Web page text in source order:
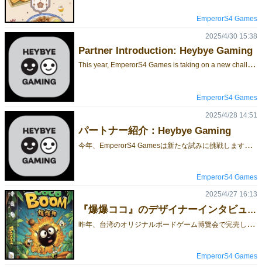
EmperorS4 Games
Partner Introduction: Heybye Gaming
T
his year, EmperorS4 Games is taking on a new challenge.In addition to co-exhibiting with other Taiwanese publishers, we are also supporting new titles from independent Taiwanese designers and studios who may find it difficult to visit Japan directly. We’re helping provide opportunities for pre-ordering their games in Japan.We hope not only to showcase the appeal of the games themselves, but also to introduce the creative studios and designers behind them. Today, we’re excited to feature Heybye Gaming, the creator of the two-player abstract strategy game PWNED! Heybye GamingHeybye Gaming is the board game design label backed by Heybye+ Design Studio, based in Taipei. Its flagship title, the two-player abstract strategy game “PWNED!”, launched in May, 2025. Heybye+ Design StudioIs a branding-led design studio based in Taipei.Heybye+ Design Studio helps brands build a clear and complete world around their ideas, making it easier for them to stand out and connect with people when entering the market. We focus on creating useful and ready-to-go designs that are both practical and full of personality.Our style is bold, cute, and a little quirky—great for anyone who wants their brand to feel fun, different, and full of character.We work in both Traditional Chinese and English, and offer services like brand design, marketing visuals, and Traditional Chinese copywriting. "PWNED" is now pre-ordering for Game Market 2025 Spring. English rules
2025/4/30 15:38
EmperorS4 Games
パートナー紹介：Heybye Gaming
今
年、EmperorS4 Gamesは新たな試みに挑戦します。台湾の他出版社との合同出展に加え、日本への直接訪問が難しい台湾のインディーズデザイナーやスタジオの新作もサポートし、日本での事前予約ができる機会を提供します。ゲームそのものの魅力だけでなく、彼らのスタジオやクリエイティブ活動も知っていただきたいと考えています。今回ご紹介するのは、2人用アブストラクト戦略ゲーム『ハッカーピース-PWNED!-』を制作した、Heybye Gamingです。Heybye GamingHeybye Gamingは、台北を拠点とするHeybye+ Design Studioによるボードゲームデザインレーベルです。旗艦タイトルである2人用アブストラクト戦略ゲーム『ハッカーピース-PWNED!-』は、2025年5月にリリースします。Heybye+ Design StudioHeybye+ Design Studioは、台北を拠点とするブランディング主導型のデザインスタジオです。ブランドのアイデアを核に、明確で一貫した世界観を構築し、市場参入時に際立ち、ユーザーとのつながりを深めるサポートを行っています。実用的でありながら個性あふれるデザインを目指し、すぐに活用できるクリエイティブを提供しています。デザインスタイルは、大胆で、可愛らしく、ちょっとクセのあるテイスト。「楽しく、ユニークで、キャラクター性豊かな」ブランドイメージを目指す方にぴったりです。繁体字中国語と英語の両方に対応しており、ブランドデザイン、マーケティングビジュアル制作、繁体字コピーライティングなどのサービスを展開しています。 『ハッカーピース-PWNED!-』はゲームマーケット2025春にて、事前予約受付中！ぜひこの機会にチェックしてみてください！日本語ルール
2025/4/28 14:51
EmperorS4 Games
『爆爆ココ』のデザイナーインタビュー
昨
年、台湾のオリジナルボードゲーム博覽会で完売し、現在は印刷準備中のクラウドファンディング中です！デザイナーがその設計過程をシェアしています。下記のYouTube欄をご覧ください。日本語字幕もありますので、表示されない場合はCC字幕設定をご利用ください。 ルール概要今回の合同出展では【エリア-38】にて出展いたします、EmperorS4 Gamesのご予約いただけるゲームの一覧はこちらです。
2025/4/27 16:13
EmperorS4 Games